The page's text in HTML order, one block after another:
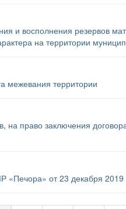
и восполнения резервов
на территории
межевания территории
право заключения
«Печора» от 23 декабря